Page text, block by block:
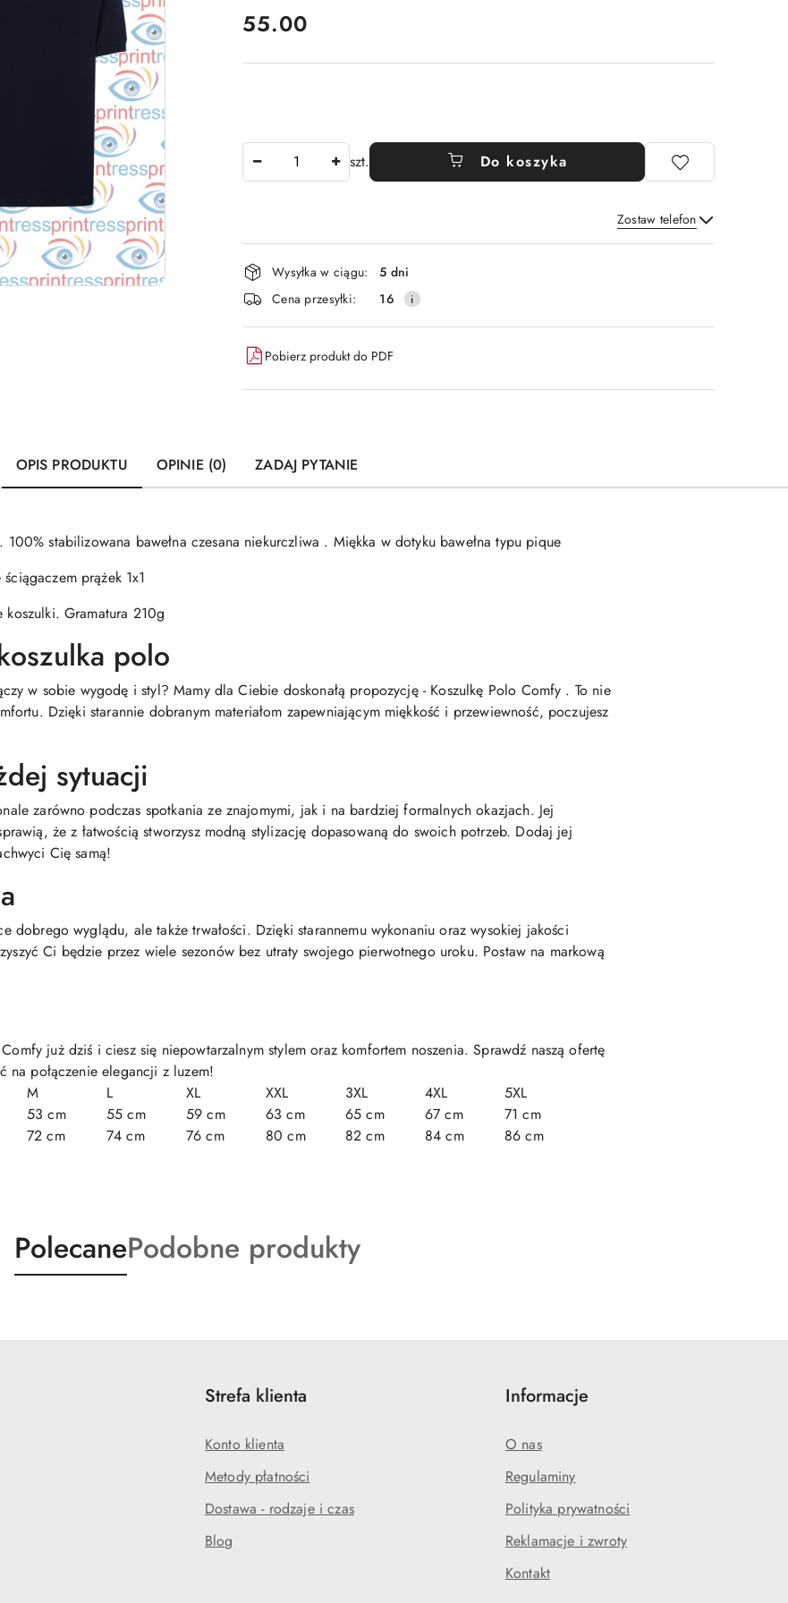
cena:
55.00
szt. Do koszyka
Zostaw telefon
Wyślij
Dostępność
i
dostawa
Wysyłka w ciągu:
5 dni
Cena przesyłki:
16
Pobierz produkt do PDF
OPIS PRODUKTU OPINIE (0) ZADAJ PYTANIE
stabilizowana bawełna czesana niekurczliwa . Miękka w dotyku bawełna typu pique
prążek 1x1
Gramatura 210g
polo
w sobie wygodę i styl? Mamy dla Ciebie doskonałą propozycję - Koszulkę Polo Comfy . To nie
Dzięki starannie dobranym materiałom zapewniającym miękkość i przewiewność, poczujesz
sytuacji
zarówno podczas spotkania ze znajomymi, jak i na bardziej formalnych okazjach. Jej
że z łatwością stworzysz modną stylizację dopasowaną do swoich potrzeb. Dodaj jej
Cię samą!
dobrego wyglądu, ale także trwałości. Dzięki starannemu wykonaniu oraz wysokiej jakości
Ci będzie przez wiele sezonów bez utraty swojego pierwotnego uroku. Postaw na markową
już dziś i ciesz się niepowtarzalnym stylem oraz komfortem noszenia. Sprawdź naszą ofertę
połączenie elegancji z luzem!
M L XL XXL 3XL 4XL
5XL
53 cm 55 cm 59 cm 63 cm 65 cm 67 cm
71 cm
72 cm 74 cm 76 cm 80 cm 82 cm 84 cm 86 cm
Produkty
o
PolecaneProdukty
o
Podobne produkty
Strefa klienta
Konto klienta
Metody płatności
Dostawa - rodzaje i czas
Blog
Informacje
O nas
Regulaminy
Polityka prywatności
Reklamacje i zwroty
Kontakt